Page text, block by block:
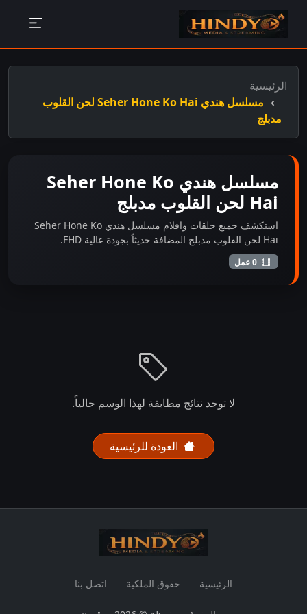
الرئيسية
مسلسل هندي Seher Hone Ko Hai لحن القلوب
مدبلج
مسلسل هندي Seher Hone Ko
Hai لحن القلوب مدبلج
استكشف جميع حلقات وافلام مسلسل هندي Seher Hone Ko
Hai لحن القلوب مدبلج المضافة حديثاً بجودة عالية FHD.
لا توجد نتائج مطابقة لهذا الوسم حالياً.
العودة للرئيسية
الرئيسية حقوق الملكية اتصل بنا